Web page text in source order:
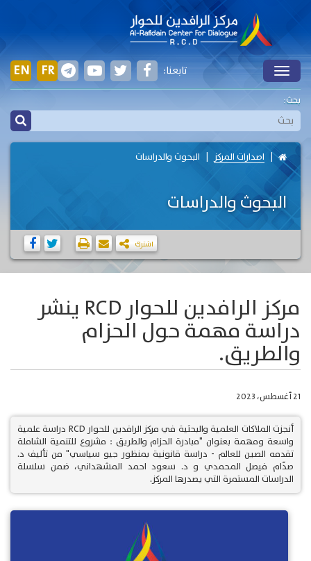
Toggle
EN FR تابعنا:
بحث:
اصدارات المركز البحوث والدراسات
البحوث والدراسات
اشترك
مركز الرافدين للحوار RCD ينشر
دراسة مهمة حول الحزام
والطريق.
21 أغسطس، 2023
أنجزت الملاكات العلمية والبحثية في مركز الرافدين للحوار RCD دراسة علمية
واسعة ومهمة بعنوان "مبادرة الحزام والطريق : مشروع للتنمية الشاملة
تقدمه الصين للعالم - دراسة قانونية بمنظور جيو سياسي" من تأليف د.
صدّام فيصل المحمدي و د. سعود احمد المشهداني، ضمن سلسلة
الدراسات المستمرة التي يصدرها المركز.